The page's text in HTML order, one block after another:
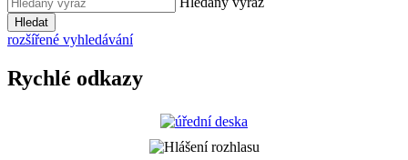
Hledat
rozšířené vyhledávání
Rychlé odkazy